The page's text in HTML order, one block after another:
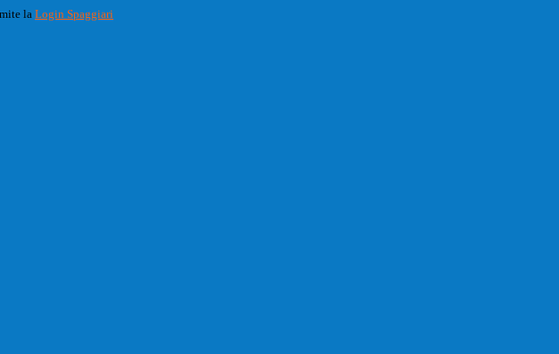
la Login Spaggiari